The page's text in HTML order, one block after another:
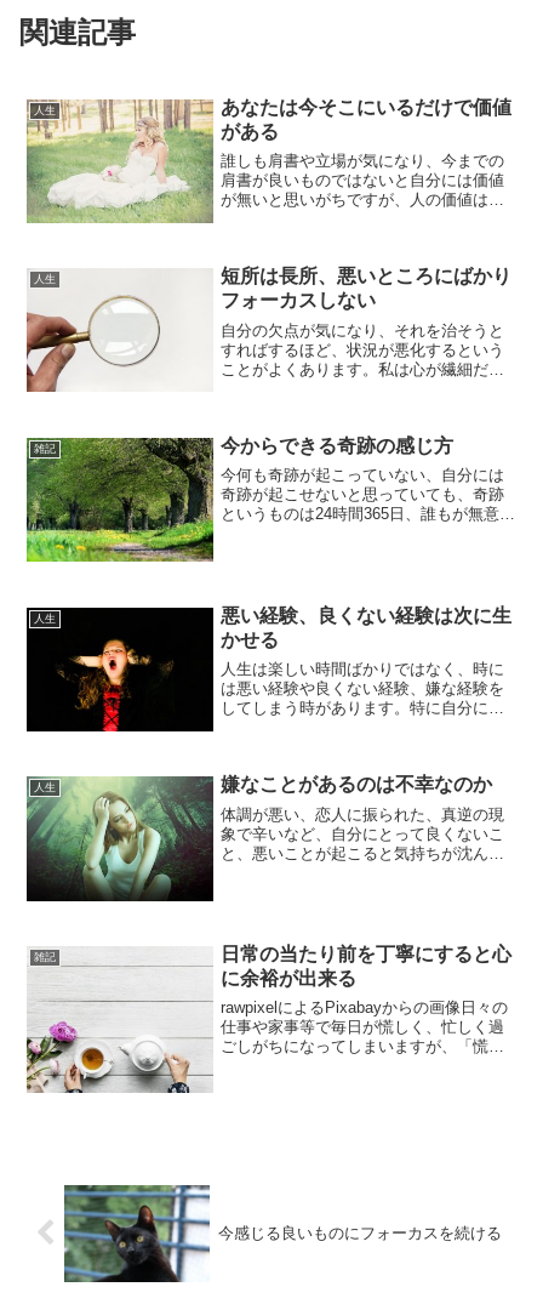
関連記事
人生
あなたは今そこにいるだけで価値
がある
誰しも肩書や立場が気になり、今までの
肩書が良いものではないと自分には価値
が無いと思いがちですが、人の価値は肩
肩書がなくても、いい立場...
人生
短所は長所、悪いところにばかり
フォーカスしない
自分の欠点が気になり、それを治そうと
すればするほど、状況が悪化するという
ことがよくあります。私は心が繊細だか
スしたことが浮き彫りにな...
雑記 今からできる奇跡の感じ方
今何も奇跡が起こっていない、自分には
奇跡が起こせないと思っていても、奇跡
というものは24時間365日、誰もが無意識
人生
悪い経験、良くない経験は次に生
かせる
人生は楽しい時間ばかりではなく、時に
は悪い経験や良くない経験、嫌な経験を
してしまう時があります。特に自分にと
行のテンションが落ちてし...
人生 嫌なことがあるのは不幸なのか
体調が悪い、恋人に振られた、真逆の現
象で辛いなど、自分にとって良くないこ
と、悪いことが起こると気持ちが沈んだ
雑記
日常の当たり前を丁寧にすると心
に余裕が出来る
rawpixelによるPixabayからの画像日々の
仕事や家事等で毎日が慌しく、忙しく過
ごしがちになってしまいますが、「慌し
今感じる良いものにフォーカスを続ける